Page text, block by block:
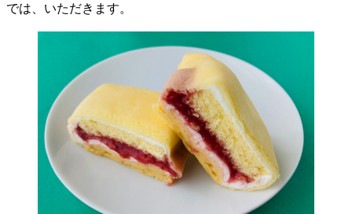
では、いただきます。